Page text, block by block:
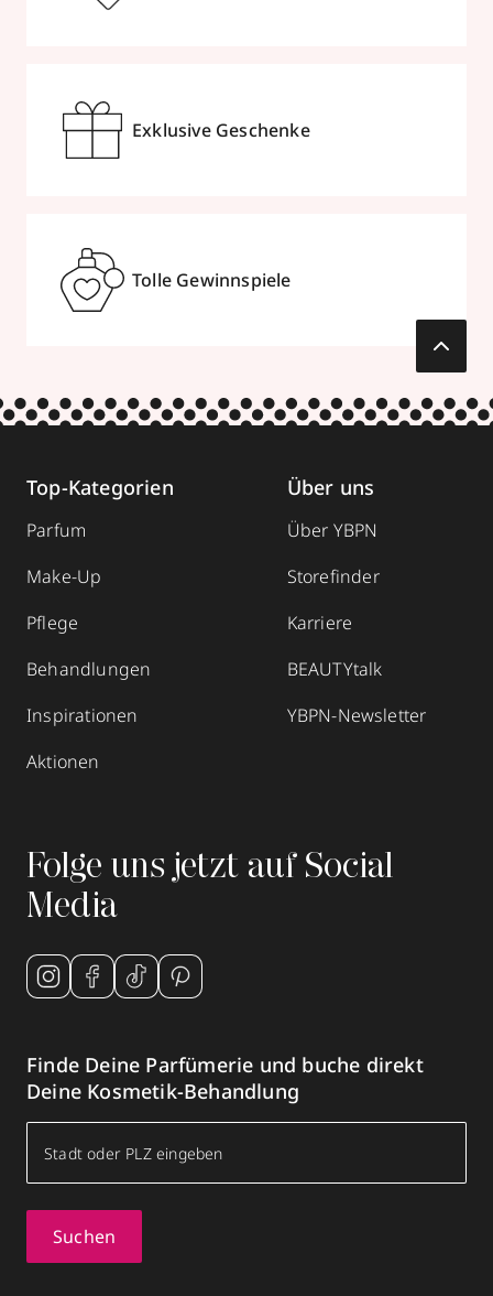
Exklusive Geschenke
Tolle Gewinnspiele
Top-Kategorien
Parfum
Make-Up
Pflege
Behandlungen
Inspirationen
Aktionen
Über uns
Über YBPN
Storefinder
Karriere
BEAUTYtalk
YBPN-Newsletter
Folge uns jetzt auf Social
Media
Finde Deine Parfümerie und buche direkt
Deine Kosmetik-Behandlung
Suchen